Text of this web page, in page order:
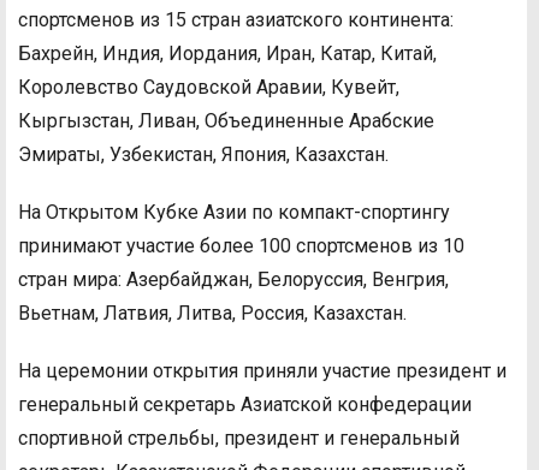
спортсменов из 15 стран азиатского континента:
Бахрейн, Индия, Иордания, Иран, Катар, Китай,
Королевство Саудовской Аравии, Кувейт,
Кыргызстан, Ливан, Объединенные Арабские
Эмираты, Узбекистан, Япония, Казахстан.
На Открытом Кубке Азии по компакт-спортингу
принимают участие более 100 спортсменов из 10
стран мира: Азербайджан, Белоруссия, Венгрия,
Вьетнам, Латвия, Литва, Россия, Казахстан.
На церемонии открытия приняли участие президент и
генеральный секретарь Азиатской конфедерации
спортивной стрельбы, президент и генеральный